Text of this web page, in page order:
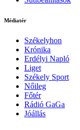
Médiatér
Székelyhon
Krónika
Erdélyi Napló
Liget
Székely Sport
Nőileg
Főtér
Rádió GaGa
Jóállás